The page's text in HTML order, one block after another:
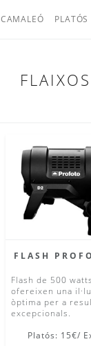
CAMALEÓ PLATÓS
FLAIXOS
FLASH
Flash de 500
ofereixen una
òptima per a
excepcionals.
Platós: 15€/